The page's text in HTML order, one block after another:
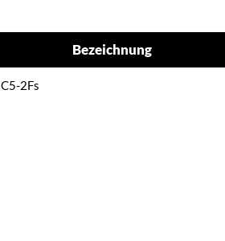
Bezeichnung
C5-2Fs